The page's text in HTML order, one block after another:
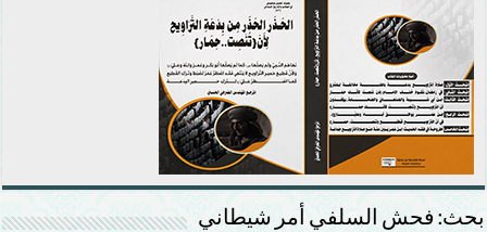
بحث: فحش السلفي أمر شيطاني